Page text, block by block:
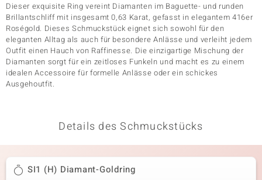
Dieser exquisite Ring vereint Diamanten im Baguette- und runden
Brillantschliff mit insgesamt 0,63 Karat, gefasst in elegantem 416er
Roségold. Dieses Schmuckstück eignet sich sowohl für den
eleganten Alltag als auch für besondere Anlässe und verleiht jedem
Outfit einen Hauch von Raffinesse. Die einzigartige Mischung der
Diamanten sorgt für ein zeitloses Funkeln und macht es zu einem
idealen Accessoire für formelle Anlässe oder ein schickes
Ausgehoutfit.
Details des Schmuckstücks
SI1 (H) Diamant-Goldring